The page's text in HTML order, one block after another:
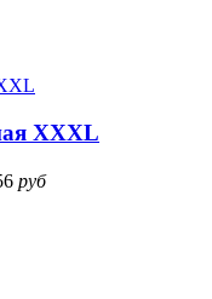
XXXL
руб